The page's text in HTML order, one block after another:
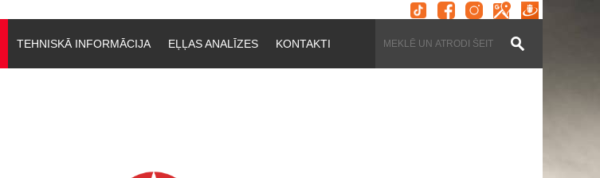
TEHNISKĀ INFORMĀCIJA EĻĻAS ANALĪZES KONTAKTI